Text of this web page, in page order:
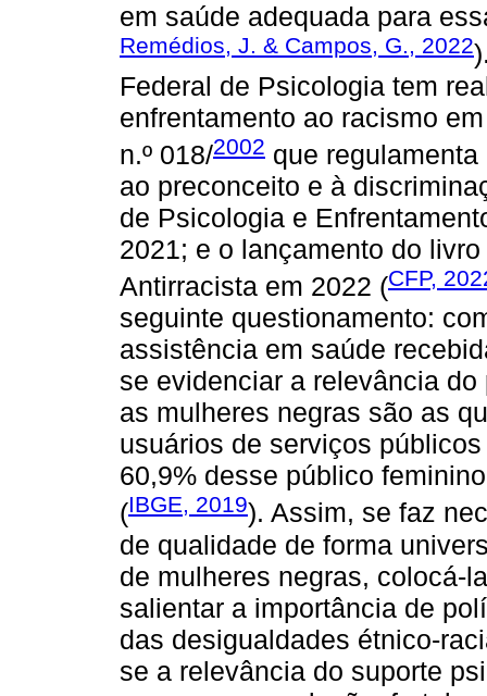
em saúde adequada para
Remédios, J. & Campos, G., 2022
Federal de Psicologia tem
enfrentamento ao racismo
n.º 018/2002 que
ao preconceito e à
de Psicologia e
2021; e o lançamento do
Antirracista em 2022 (CFP,
seguinte questionamento:
assistência em saúde
se evidenciar a relevância
as mulheres negras são as
usuários de serviços
60,9% desse público
(IBGE, 2019). Assim, se faz
de qualidade de forma
de mulheres negras, colocá-
salientar a importância de
das desigualdades étnico-
se a relevância do suporte